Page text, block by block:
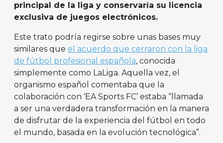
principal de la liga y conservaría su licencia
exclusiva de juegos electrónicos.
Este trato podría regirse sobre unas bases muy
similares que el acuerdo que cerraron con la liga
de fútbol profesional española, conocida
simplemente como LaLiga. Aquella vez, el
organismo español comentaba que la
colaboración con ‘EA Sports FC’ estaba “llamada
a ser una verdadera transformación en la manera
de disfrutar de la experiencia del fútbol en todo
el mundo, basada en la evolución tecnológica”.